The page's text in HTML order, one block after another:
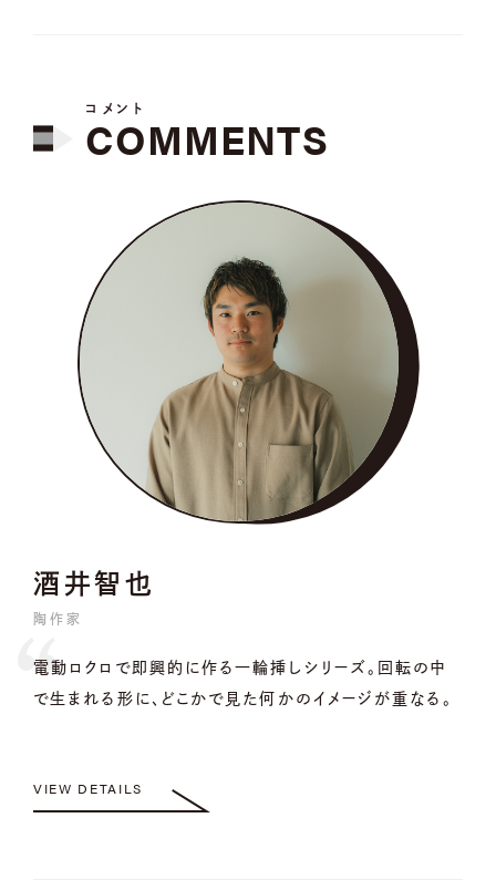
コメント
COMMENTS
酒井智也
陶作家
電動ロクロで即興的に作る一輪挿しシリーズ。回転の中
で生まれる形に、どこかで見た何かのイメージが重なる。
VIEW DETAILS